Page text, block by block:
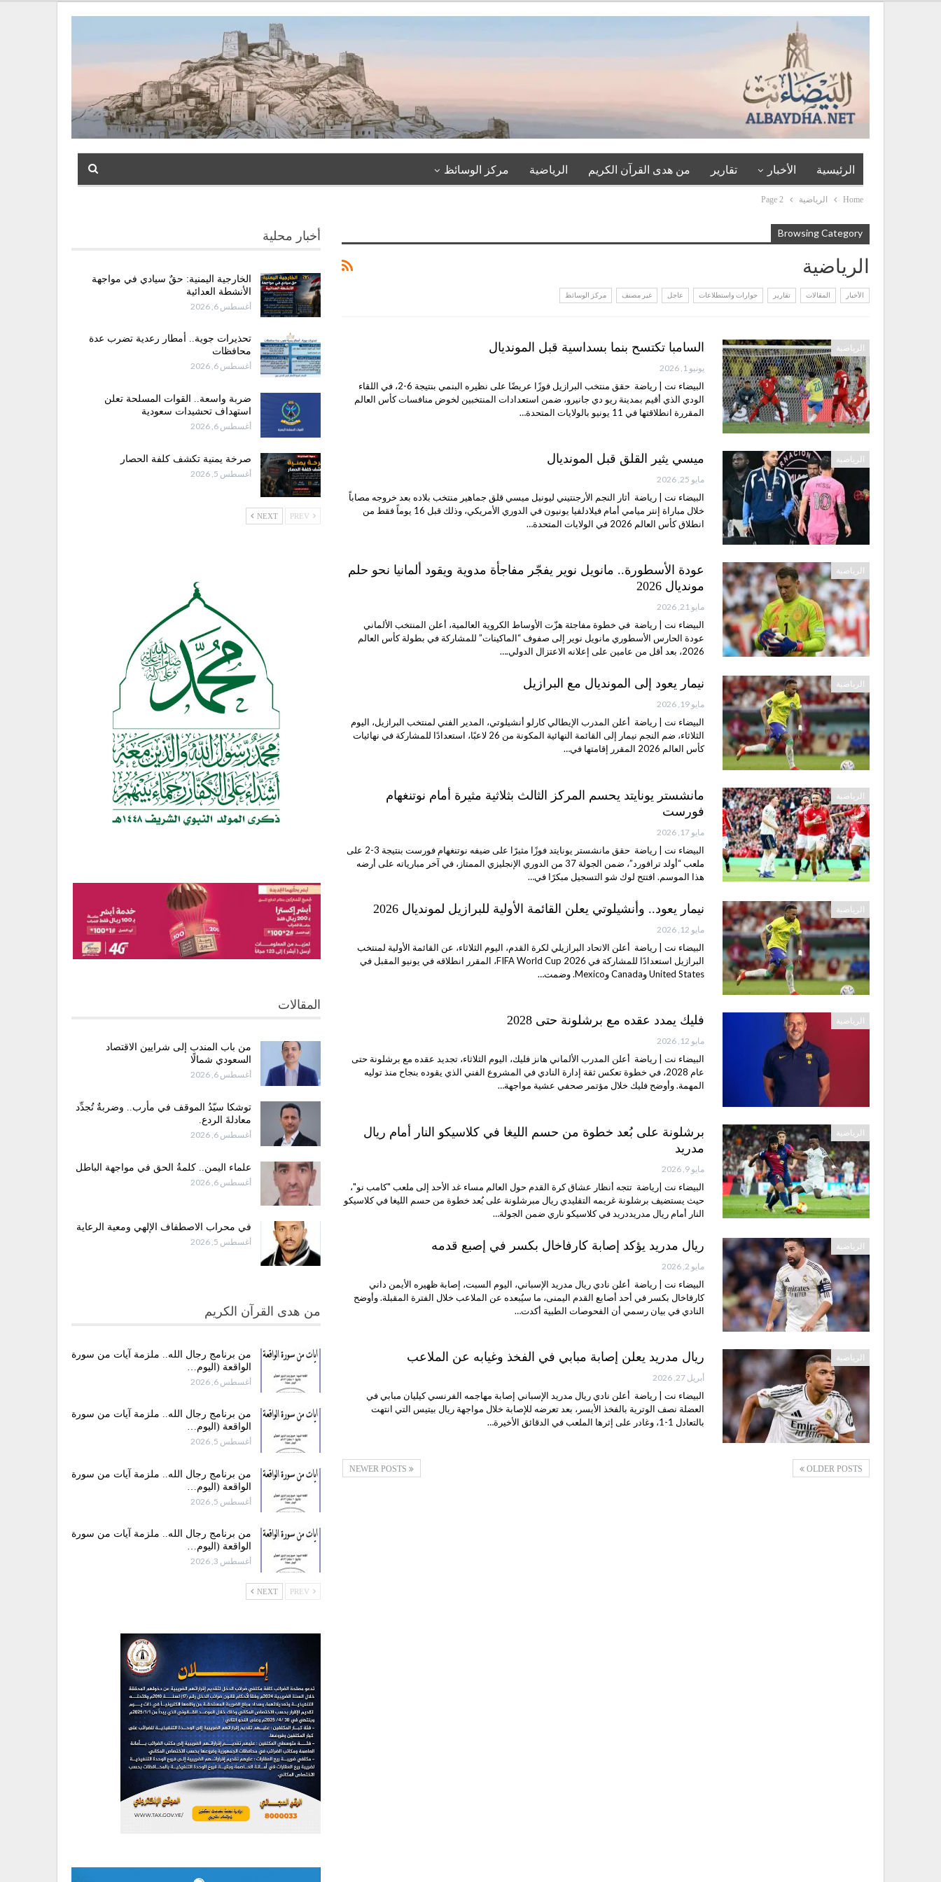
الرئيسية الأخبار تقارير من هدى القرآن الكريم الرياضية مركز الوسائظ
Home الرياضية Page 2
Browsing Category
الرياضية
الأخبار المقالات تقارير حوارات واستطلاعات عاجل غير مصنف مركز الوسائظ
الرياضية السامبا تكتسح بنما بسداسية قبل المونديال
يونيو 1, 2026
البيضاء نت | رياضة حقق منتخب البرازيل فوزًا عريضًا على نظيره البنمي بنتيجة 6-2، في اللقاء
الودي الذي أقيم بمدينة ريو دي جانيرو، ضمن استعدادات المنتخبين لخوض منافسات كأس العالم
المقررة انطلاقتها في 11 يونيو بالولايات المتحدة…
الرياضية ميسي يثير القلق قبل المونديال
مايو 25, 2026
البيضاء نت | رياضة أثار النجم الأرجنتيني ليونيل ميسي قلق جماهير منتخب بلاده بعد خروجه مصاباً
خلال مباراة إنتر ميامي أمام فيلادلفيا يونيون في الدوري الأمريكي، وذلك قبل 16 يوماً فقط من
انطلاق كأس العالم 2026 في الولايات المتحدة…
الرياضية
عودة الأسطورة.. مانويل نوير يفجّر مفاجأة مدوية ويقود ألمانيا نحو حلم
مونديال 2026
مايو 21, 2026
البيضاء نت | رياضة في خطوة مفاجئة هزّت الأوساط الكروية العالمية، أعلن المنتخب الألماني
عودة الحارس الأسطوري مانويل نوير إلى صفوف “الماكينات” للمشاركة في بطولة كأس العالم
2026، بعد أقل من عامين على إعلانه الاعتزال الدولي.…
الرياضية نيمار يعود إلى المونديال مع البرازيل
مايو 19, 2026
البيضاء نت | رياضة أعلن المدرب الإيطالي كارلو أنشيلوتي، المدير الفني لمنتخب البرازيل، اليوم
الثلاثاء، ضم النجم نيمار إلى القائمة النهائية المكونة من 26 لاعبًا، استعدادًا للمشاركة في نهائيات
كأس العالم 2026 المقرر إقامتها في…
الرياضية
مانشستر يونايتد يحسم المركز الثالث بثلاثية مثيرة أمام نوتنغهام
فورست
مايو 17, 2026
البيضاء نت | رياضة حقق مانشستر يونايتد فوزًا مثيرًا على ضيفه نوتنغهام فورست بنتيجة 3-2 على
ملعب “أولد ترافورد”، ضمن الجولة 37 من الدوري الإنجليزي الممتاز، في آخر مبارياته على أرضه
هذا الموسم. افتتح لوك شو التسجيل مبكرًا في…
الرياضية نيمار يعود.. وأنشيلوتي يعلن القائمة الأولية للبرازيل لمونديال 2026
مايو 12, 2026
البيضاء نت | رياضة أعلن الاتحاد البرازيلي لكرة القدم، اليوم الثلاثاء، عن القائمة الأولية لمنتخب
البرازيل استعدادًا للمشاركة في 2026 FIFA World Cup، المقرر انطلاقه في يونيو المقبل في
United States وCanada وMexico. وضمت…
الرياضية فليك يمدد عقده مع برشلونة حتى 2028
مايو 12, 2026
البيضاء نت | رياضة أعلن المدرب الألماني هانز فليك، اليوم الثلاثاء، تجديد عقده مع برشلونة حتى
عام 2028، في خطوة تعكس ثقة إدارة النادي في المشروع الفني الذي يقوده بنجاح منذ توليه
المهمة. وأوضح فليك خلال مؤتمر صحفي عشية مواجهة…
الرياضية
برشلونة على بُعد خطوة من حسم الليغا في كلاسيكو النار أمام ريال
مدريد
مايو 9, 2026
البيضاء نت |رياضة تتجه أنظار عشاق كرة القدم حول العالم مساء غد الأحد إلى ملعب "كامب نو"،
حيث يستضيف برشلونة غريمه التقليدي ريال مبرشلونة على بُعد خطوة من حسم الليغا في كلاسيكو
النار أمام ريال مدريددريد في كلاسيكو ناري ضمن الجولة…
الرياضية ريال مدريد يؤكد إصابة كارفاخال بكسر في إصبع قدمه
مايو 2, 2026
البيضاء نت | رياضة أعلن نادي ريال مدريد الإسباني، اليوم السبت، إصابة ظهيره الأيمن داني
كارفاخال بكسر في أحد أصابع القدم اليمنى، ما سيُبعده عن الملاعب خلال الفترة المقبلة. وأوضح
النادي في بيان رسمي أن الفحوصات الطبية أكدت…
الرياضية ريال مدريد يعلن إصابة مبابي في الفخذ وغيابه عن الملاعب
أبريل 27, 2026
البيضاء نت | رياضة أعلن نادي ريال مدريد الإسباني إصابة مهاجمه الفرنسي كيليان مبابي في
العضلة نصف الوترية بالفخذ الأيسر، بعد تعرضه للإصابة خلال مواجهة ريال بيتيس التي انتهت
بالتعادل 1-1، وغادر على إثرها الملعب في الدقائق الأخيرة…
OLDER POSTS
NEWER POSTS
أخبار محلية
الخارجية اليمنية: حقٌ سيادي في مواجهة
الأنشطة العدائية
أغسطس 6, 2026
تحذيرات جوية.. أمطار رعدية تضرب عدة
محافظات
أغسطس 6, 2026
ضربة واسعة.. القوات المسلحة تعلن
استهداف تحشيدات سعودية
أغسطس 6, 2026
صرخة يمنية تكشف كلفة الحصار
أغسطس 5, 2026
NEXT
المقالات
من باب المندب إلى شرايين الاقتصاد
السعودي شمالًا
أغسطس 6, 2026
توشكا سيّدُ الموقف في مأرب.. وضربةٌ تُجدِّد
معادلةَ الردع.
أغسطس 6, 2026
علماء اليمن.. كلمةُ الحق في مواجهة الباطل
أغسطس 6, 2026
في محراب الاصطفاف الإلهي ومعية الرعاية
أغسطس 5, 2026
من هدى القرآن الكريم
من برنامج رجال الله.. ملزمة آيات من سورة
الواقعة (اليوم…
أغسطس 6, 2026
من برنامج رجال الله.. ملزمة آيات من سورة
الواقعة (اليوم…
أغسطس 5, 2026
من برنامج رجال الله.. ملزمة آيات من سورة
الواقعة (اليوم…
أغسطس 5, 2026
من برنامج رجال الله.. ملزمة آيات من سورة
الواقعة (اليوم…
أغسطس 3, 2026
NEXT